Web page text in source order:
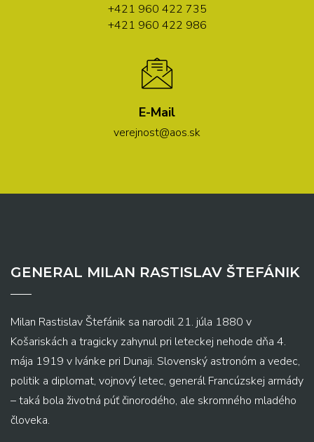
+421 960 422 735
+421 960 422 986
E-Mail
verejnost@aos.sk
GENERAL MILAN RASTISLAV ŠTEFÁNIK
Milan Rastislav Štefánik sa narodil 21. júla 1880 v
Košariskách a tragicky zahynul pri leteckej nehode dňa 4.
mája 1919 v Ivánke pri Dunaji. Slovenský astronóm a vedec,
politik a diplomat, vojnový letec, generál Francúzskej armády
– taká bola životná púť činorodého, ale skromného mladého
človeka.